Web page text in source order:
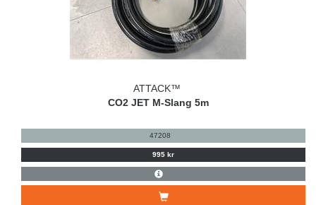
ATTACK™
CO2 JET M-Slang 5m
47208
995 kr